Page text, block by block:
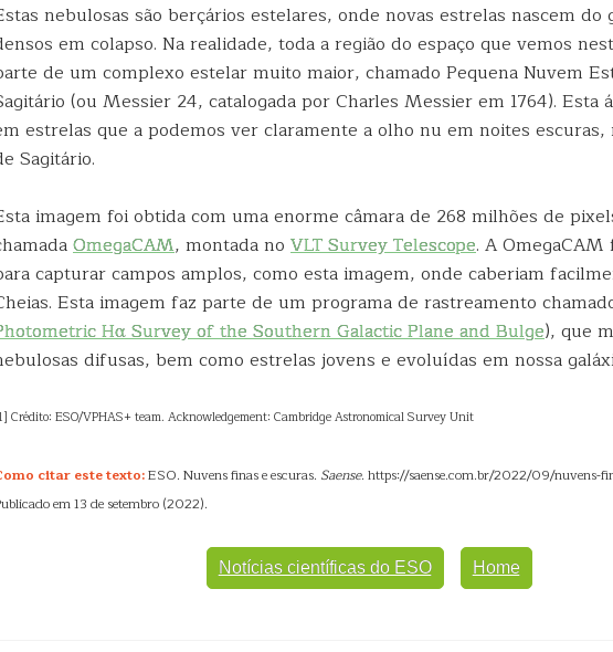
nebulosas são berçários estelares, onde novas estrelas nascem do
em colapso. Na realidade, toda a região do espaço que vemos
de um complexo estelar muito maior, chamado Pequena Nuvem
(ou Messier 24, catalogada por Charles Messier em 1764). Esta
estrelas que a podemos ver claramente a olho nu em noites escuras,
Sagitário.
imagem foi obtida com uma enorme câmara de 268 milhões de
OmegaCAM, montada no VLT Survey Telescope. A
capturar campos amplos, como esta imagem, onde caberiam
Esta imagem faz parte de um programa de rastreamento
Hα Survey of the Southern Galactic Plane and Bulge), que
difusas, bem como estrelas jovens e evoluídas em nossa
Crédito: ESO/VPHAS+ team. Acknowledgement: Cambridge Astronomical Survey Unit
citar este texto:ESO. Nuvens finas e escuras. Saense. https://saense.com.br/2022/09/nuvens-
em 13 de setembro (2022).
Notícias científicas do ESO Home